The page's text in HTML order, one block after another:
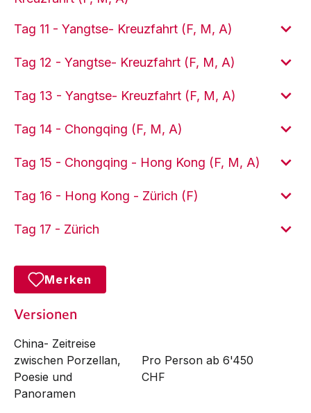
Tag 11 - Yangtse- Kreuzfahrt (F, M, A)
Tag 12 - Yangtse- Kreuzfahrt (F, M, A)
Tag 13 - Yangtse- Kreuzfahrt (F, M, A)
Tag 14 - Chongqing (F, M, A)
Tag 15 - Chongqing - Hong Kong (F, M, A)
Tag 16 - Hong Kong - Zürich (F)
Tag 17 - Zürich
Merken
Versionen
China- Zeitreise
zwischen Porzellan,
Poesie und
Panoramen
Pro Person ab 6'450
CHF